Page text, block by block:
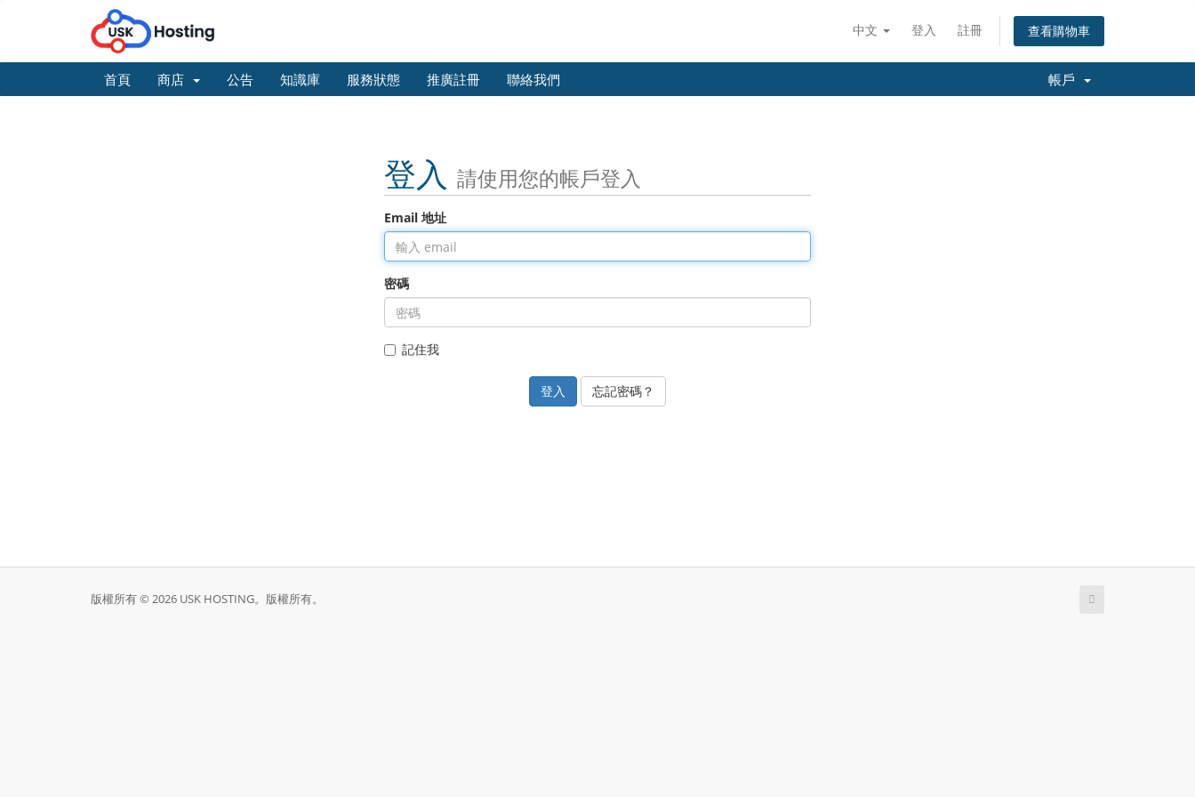
中文 登入 註冊 查看購物車
首頁 商店 公告 知識庫 服務狀態 推廣註冊 聯絡我們 帳戶
登入 請使用您的帳戶登入
Email 地址
密碼
記住我
忘記密碼？
版權所有 © 2026 USK HOSTING。版權所有。